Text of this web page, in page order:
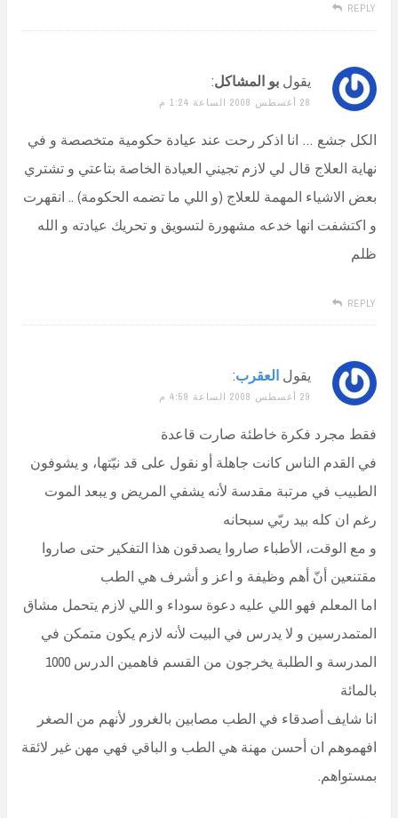
REPLY
يقول بو المشاكل:
28 أغسطس 2008 الساعة 1:24 م
الكل جشع … انا اذكر رحت عند عيادة حكومية متخصصة و في
نهاية العلاج قال لي لازم تجيني العيادة الخاصة بتاعتي و تشتري
بعض الاشياء المهمة للعلاج (و اللي ما تضمه الحكومة) .. انقهرت
و اكتشفت انها خدعه مشهورة لتسويق و تحريك عيادته و الله
ظلم
REPLY
يقول العقرب:
29 أغسطس 2008 الساعة 4:59 م
فقط مجرد فكرة خاطئة صارت قاعدة
في القدم الناس كانت جاهلة أو نقول على قد نيّتها، و يشوفون
الطبيب في مرتبة مقدسة لأنه يشفي المريض و يبعد الموت
رغم ان كله بيد ربّي سبحانه
و مع الوقت، الأطباء صاروا يصدقون هذا التفكير حتى صاروا
مقتنعين أنّ أهم وظيفة و اعز و أشرف هي الطب
اما المعلم فهو اللي عليه دعوة سوداء و اللي لازم يتحمل مشاق
المتمدرسين و لا يدرس في البيت لأنه لازم يكون متمكن في
المدرسة و الطلبة يخرجون من القسم فاهمين الدرس 1000
بالمائة
انا شايف أصدقاء في الطب مصابين بالغرور لأنهم من الصغر
افهموهم ان أحسن مهنة هي الطب و الباقي فهي مهن غير لائقة
بمستواهم.